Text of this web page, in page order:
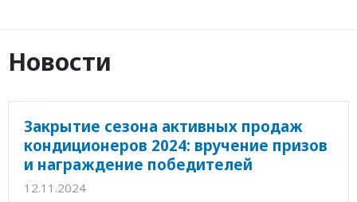
Новости
Закрытие сезона активных продаж
кондиционеров 2024: вручение призов
и награждение победителей
12.11.2024